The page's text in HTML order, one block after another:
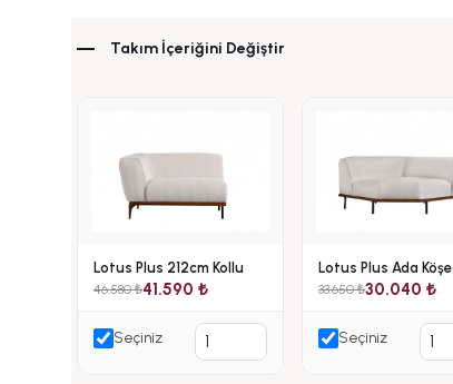
Takım İçeriğini Değiştir
Lotus Plus 212cm Kollu
46.580 ₺41.590 ₺
Seçiniz
Lotus Plus Ada Köşe
33.650 ₺30.040 ₺
Seçiniz